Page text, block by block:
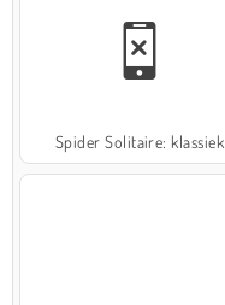
Spider Solitaire: klassiek